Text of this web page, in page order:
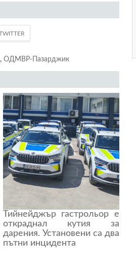
, ОДМВР-Пазарджик
Тийнейджър гастрольор е
откраднал кутия за
дарения. Установени са два
пътни инцидента